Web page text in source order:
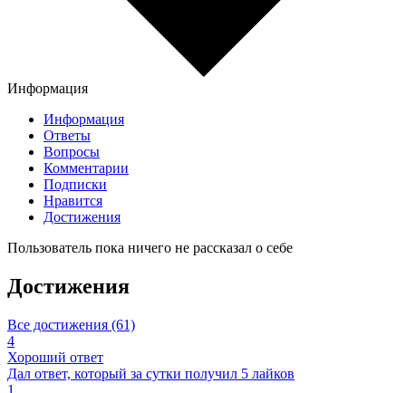
Информация
Информация
Ответы
Вопросы
Комментарии
Подписки
Нравится
Достижения
Пользователь пока ничего не рассказал о себе
Достижения
Все достижения (61)
4
Хороший ответ
Дал ответ, который за сутки получил 5 лайков
1